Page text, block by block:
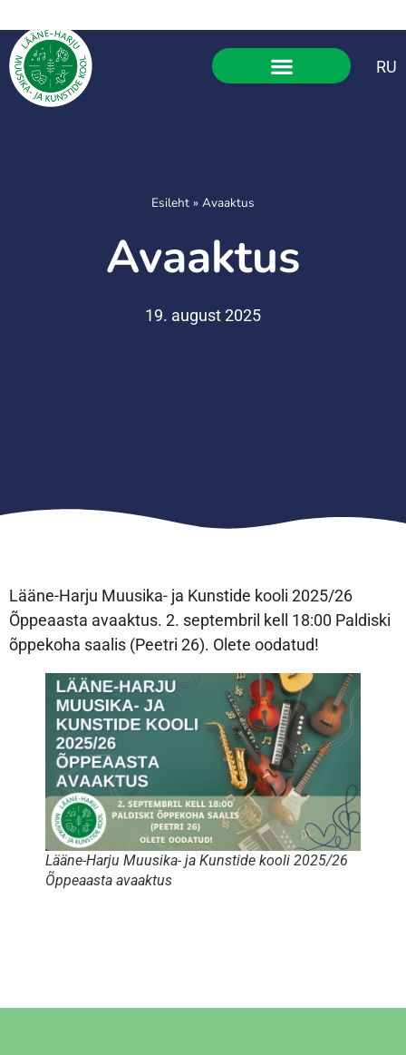
RU
Esileht » Avaaktus
Avaaktus
19. august 2025
Lääne-Harju Muusika- ja Kunstide kooli 2025/26
Õppeaasta avaaktus. 2. septembril kell 18:00 Paldiski
õppekoha saalis (Peetri 26). Olete oodatud!
Lääne-Harju Muusika- ja Kunstide kooli 2025/26
Õppeaasta avaaktus